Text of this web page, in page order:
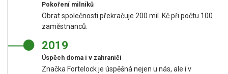
Pokoření milníků
Obrat společnosti překračuje 200 mil. Kč při počtu 100
zaměstnanců.
2019
Úspěch doma i v zahraničí
Značka Fortelock je úspěšná nejen u nás, ale i v